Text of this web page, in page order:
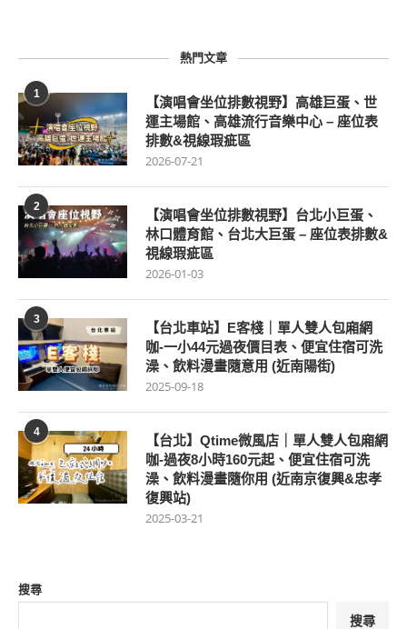
熱門文章
1
【演唱會坐位排數視野】高雄巨蛋、世
運主場館、高雄流行音樂中心 – 座位表
排數&視線瑕疵區
2026-07-21
2
【演唱會坐位排數視野】台北小巨蛋、
林口體育館、台北大巨蛋 – 座位表排數&
視線瑕疵區
2026-01-03
3
【台北車站】E客棧｜單人雙人包廂網
咖-一小44元過夜價目表、便宜住宿可洗
澡、飲料漫畫隨意用 (近南陽街)
2025-09-18
4
【台北】Qtime微風店｜單人雙人包廂網
咖-過夜8小時160元起、便宜住宿可洗
澡、飲料漫畫隨你用 (近南京復興&忠孝
復興站)
2025-03-21
搜尋
搜尋